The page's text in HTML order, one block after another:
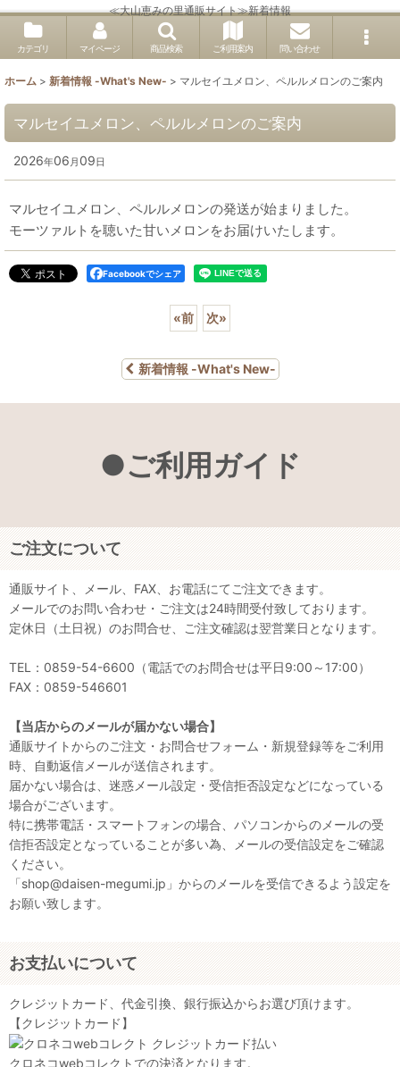
≪大山恵みの里通販サイト≫新着情報
カテゴリ マイページ 商品検索 ご利用案内 問い合わせ
ホーム > 新着情報 -What's New- > マルセイユメロン、ペルルメロンのご案内
マルセイユメロン、ペルルメロンのご案内
2026年06 月 09日
マルセイユメロン、ペルルメロンの発送が始まりました。
モーツァルトを聴いた甘いメロンをお届けいたします。
Facebookでシェア
«前 次»
新着情報 -What's New-
●ご利用ガイド
ご注文について
通販サイト、メール、FAX、お電話にてご注文できます。
メールでのお問い合わせ・ご注文は24時間受付致しております。
定休日（土日祝）のお問合せ、ご注文確認は翌営業日となります。
TEL：0859-54-6600（電話でのお問合せは平日9:00～17:00）
FAX：0859-546601
【当店からのメールが届かない場合】
通販サイトからのご注文・お問合せフォーム・新規登録等をご利用
時、自動返信メールが送信されます。
届かない場合は、迷惑メール設定・受信拒否設定などになっている
場合がございます。
特に携帯電話・スマートフォンの場合、パソコンからのメールの受
信拒否設定となっていることが多い為、メールの受信設定をご確認
ください。
「shop@daisen-megumi.jp」からのメールを受信できるよう設定を
お願い致します。
お支払いについて
クレジットカード、代金引換、銀行振込からお選び頂けます。
【クレジットカード】
クロネコwebコレクトでの決済となります。